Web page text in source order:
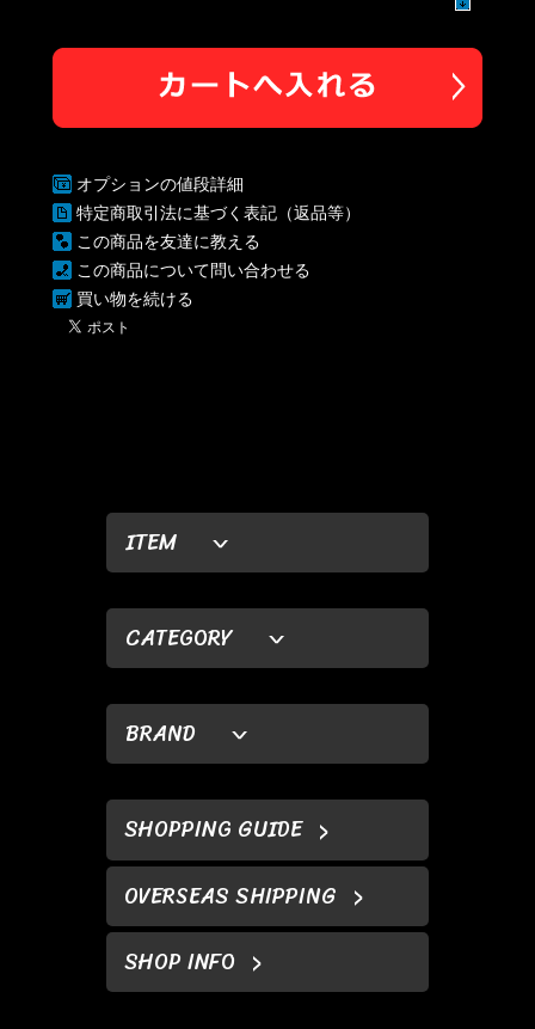
ITEM
CATEGORY
BRAND
SHOPPING GUIDE
OVERSEAS SHIPPING
SHOP INFO
オプションの値段詳細
特定商取引法に基づく表記（返品等）
この商品を友達に教える
この商品について問い合わせる
買い物を続ける